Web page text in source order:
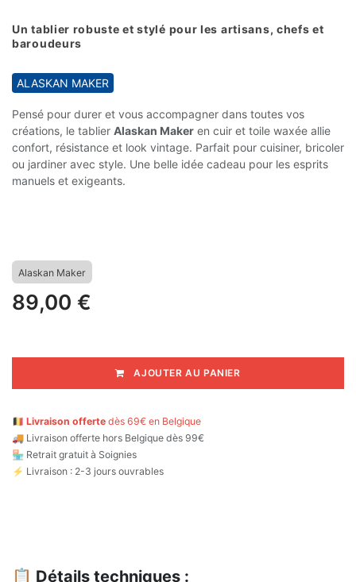
Un tablier robuste et stylé pour les artisans, chefs et
baroudeurs
ALASKAN MAKER
Pensé pour durer et vous accompagner dans toutes vos
créations, le tablier Alaskan Maker en cuir et toile waxée allie
confort, résistance et look vintage. Parfait pour cuisiner, bricoler
ou jardiner avec style. Une belle idée cadeau pour les esprits
manuels et exigeants.
Alaskan Maker
89,00 €
AJOUTER AU PANIER
🇧🇪 Livraison offerte dès 69€ en Belgique
🚚 Livraison offerte hors Belgique dès 99€
🏪 Retrait gratuit à Soignies
⚡ Livraison : 2-3 jours ouvrables
📋 Détails techniques :